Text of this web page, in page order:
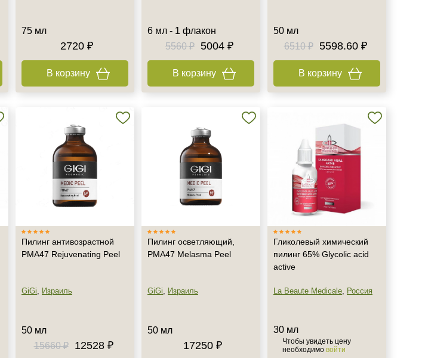
75 мл
2720 ₽
В корзину
6 мл - 1 флакон
5560 ₽ 5004 ₽
В корзину
50 мл
6510 ₽
5598.60 ₽
В корзину
Пилинг антивозрастной
PMA47 Rejuvenating Peel
GiGi, Израиль
50 мл
15660 ₽
12528 ₽
Пилинг осветляющий,
PMA47 Melasma Peel
GiGi, Израиль
50 мл
17250 ₽
Гликолевый химический
пилинг 65% Glycolic acid
active
La Beaute Medicale, Россия
30 мл
Чтобы увидеть цену
необходимо войти